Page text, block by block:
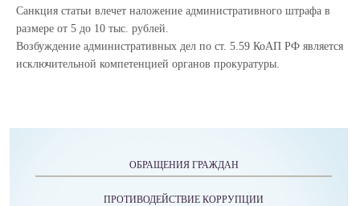
Санкция статьи влечет наложение административного штрафа в
размере от 5 до 10 тыс. рублей.
Возбуждение административных дел по ст. 5.59 КоАП РФ является
исключительной компетенцией органов прокуратуры.
ОБРАЩЕНИЯ ГРАЖДАН
ПРОТИВОДЕЙСТВИЕ КОРРУПЦИИ